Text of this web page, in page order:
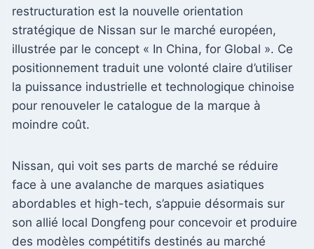
restructuration est la nouvelle orientation
stratégique de Nissan sur le marché européen,
illustrée par le concept « In China, for Global ». Ce
positionnement traduit une volonté claire d’utiliser
la puissance industrielle et technologique chinoise
pour renouveler le catalogue de la marque à
moindre coût.
Nissan, qui voit ses parts de marché se réduire
face à une avalanche de marques asiatiques
abordables et high-tech, s’appuie désormais sur
son allié local Dongfeng pour concevoir et produire
des modèles compétitifs destinés au marché